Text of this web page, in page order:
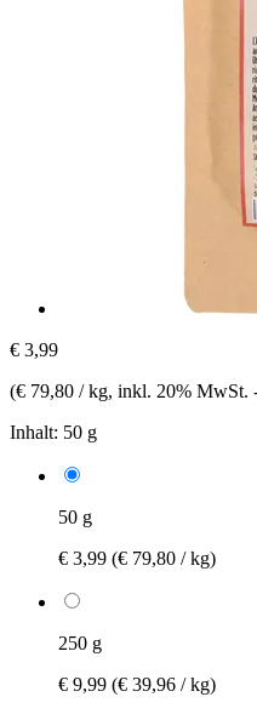
€ 3,99
(€ 79,80 / kg, inkl. 20% MwSt.
Inhalt: 50 g
50 g
€ 3,99 (€ 79,80 / kg)
250 g
€ 9,99 (€ 39,96 / kg)